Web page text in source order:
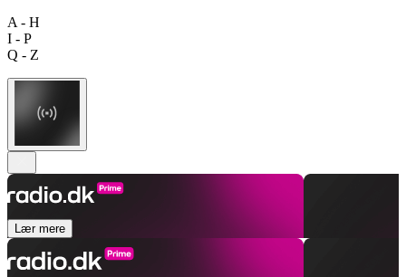
A - H
I - P
Q - Z
Lær mere